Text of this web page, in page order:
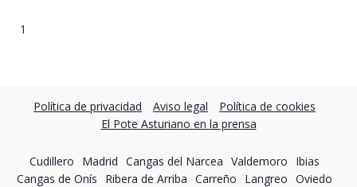
1
Política de privacidad Aviso legal
Política de cookies
El Pote Asturiano en la prensa
Cudillero Madrid Cangas del Narcea Valdemoro
Ibias
Cangas de Onís
Ribera de Arriba Carreño Langreo Oviedo